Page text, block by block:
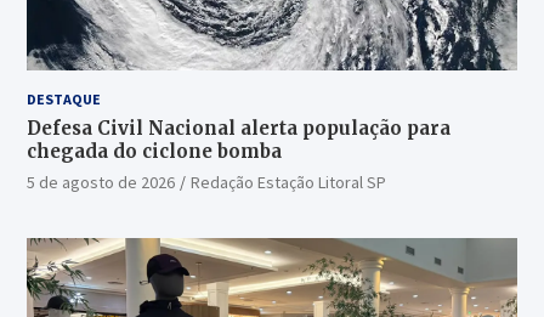
DESTAQUE
Defesa Civil Nacional alerta população para
chegada do ciclone bomba
5 de agosto de 2026 Redação Estação Litoral SP